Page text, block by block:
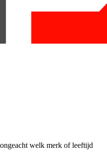
welk merk of leeftijd